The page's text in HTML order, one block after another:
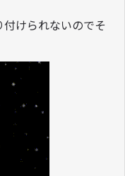
付けられないのでそ